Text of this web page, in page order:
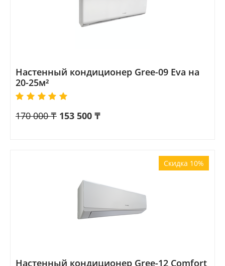
Настенный кондиционер Gree-09 Eva на
20-25м²
170 000 ₸ 153 500 ₸
Скидка 10%
Настенный кондиционер Gree-12 Comfort